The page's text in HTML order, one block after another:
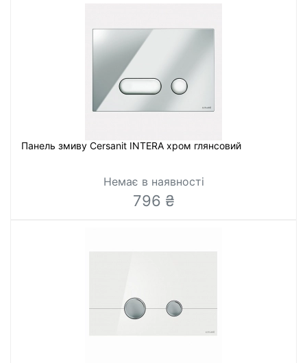
Панель змиву Cersanit INTERA хром глянсовий
Немає в наявності
796 ₴